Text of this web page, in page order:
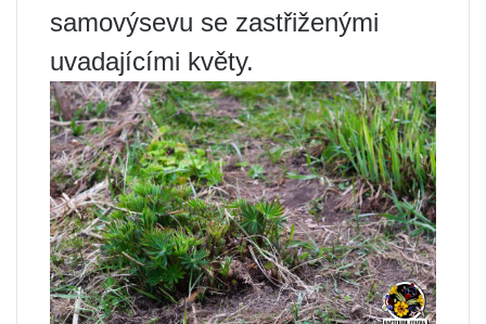
samovýsevu se zastřiženými
uvadajícími květy.